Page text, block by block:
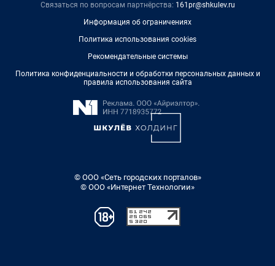
Связаться по вопросам партнёрства: 161pr@shkulev.ru
Информация об ограничениях
Политика использования cookies
Рекомендательные системы
Политика конфиденциальности и обработки персональных данных и
правила использования сайта
© ООО «Сеть городских порталов»
© ООО «Интернет Технологии»